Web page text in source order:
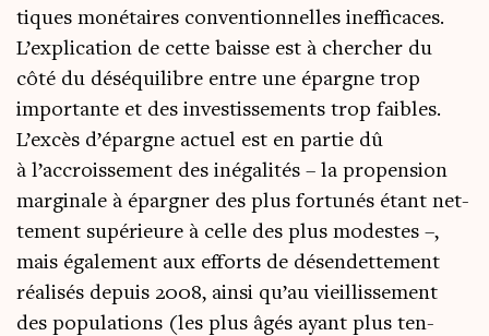
tiques moné­taires conven­tion­nelles inef­fi­caces.
L’explication de cette baisse est à cher­cher du
côté du dés­équi­libre entre une épargne trop
impor­tante et des inves­tis­se­ments trop faibles.
L’excès d’épargne actuel est en par­tie dû
à l’accroissement des inéga­li­tés – la pro­pen­sion
mar­gi­nale à épar­gner des plus for­tu­nés étant net­
te­ment supé­rieure à celle des plus modestes –,
mais éga­le­ment aux efforts de désen­det­te­ment
réa­li­sés depuis 2008, ain­si qu’au vieillis­se­ment
des popu­la­tions (les plus âgés ayant plus ten­